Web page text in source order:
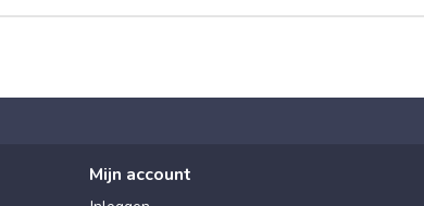
Mijn account